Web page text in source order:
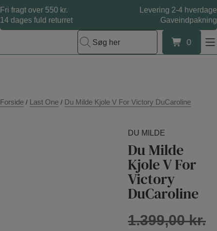
Hop
til
indholdet
Fri fragt over 550 kr.
Levering 2-4 hverdage
14 dages fuld returret
Gaveindpakning
Søg her 0
0
Forside / Last One / Du Milde Kjole V For Victory DuCaroline
DU MILDE
Du Milde
Kjole V For
Victory
DuCaroline
1.399,00kr.